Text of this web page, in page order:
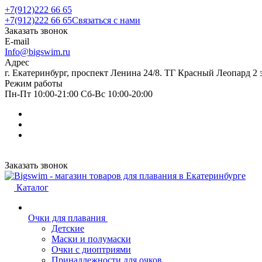
+7(912)222 66 65
+7(912)222 66 65Связаться с нами
Заказать звонок
E-mail
Info@bigswim.ru
Адрес
г. Екатеринбург, проспект Ленина 24/8. ТГ Красный Леопард 2
Режим работы
Пн-Пт 10:00-21:00 Сб-Вс 10:00-20:00
Заказать звонок
Каталог
Очки для плавания
Детские
Маски и полумаски
Очки с диоптриями
Принадлежности для очков